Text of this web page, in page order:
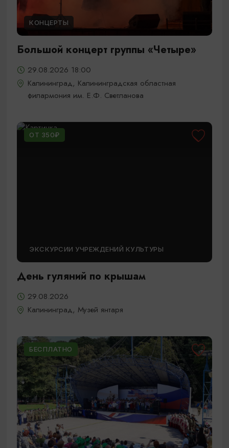
КОНЦЕРТЫ
Большой концерт группы «Четыре»
29.08.2026 18:00
Калининград, Калининградская областная
филармония им. Е.Ф. Светланова
ОТ 350₽
ЭКСКУРСИИ УЧРЕЖДЕНИЙ КУЛЬТУРЫ
День гуляний по крышам
29.08.2026
Калининград, Музей янтаря
БЕСПЛАТНО